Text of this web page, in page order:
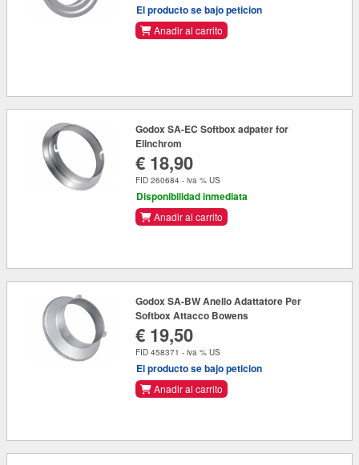
El producto se bajo peticion
Anadir al carrito
Godox SA-EC Softbox adpater for
Elinchrom
€ 18,90
FID 260684 - iva % US
Disponibilidad inmediata
Anadir al carrito
Godox SA-BW Anello Adattatore Per
Softbox Attacco Bowens
€ 19,50
FID 458371 - iva % US
El producto se bajo peticion
Anadir al carrito